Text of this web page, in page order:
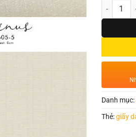
Số lượng
Danh mục:
Thẻ:giấy